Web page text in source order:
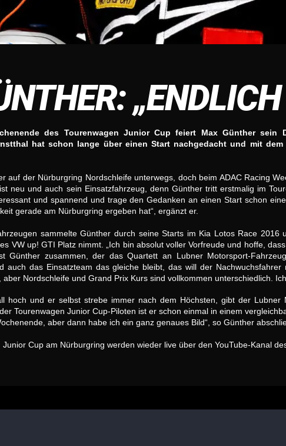
des Tourenwagen Junior Cup feiert Max Günther
hat schon lange über einen Start nachgedacht und mit
auf der Nürburgring Nordschleife unterwegs, doch beim ADAC Racing
neu und auch sein Einsatzfahrzeug, denn Günther tritt erstmalig im
und spannend und trage den Gedanken an einen Start schon
gerade am Nürburgring ergeben hat“, ergänzt er.
sammelte Günther durch seine Starts im Kia Lotos Race
VW up! GTI Platz nimmt. „Ich bin absolut voller Vorfreude und hoffe,
Günther zusammen, der das Quartett an Lubner Motorsport-
auch das Einsatzteam das gleiche bleibt, das will der
Nordschleife und Grand Prix Kurs sind vollkommen unterschiedlich.
hoch und er selbst strebe immer nach dem Höchsten, gibt der
Tourenwagen Junior Cup-Piloten ist er schon einmal in einem
aber dann habe ich ein ganz genaues Bild“, so Günther
Cup am Nürburgring werden wieder live über den YouTube-Kanal